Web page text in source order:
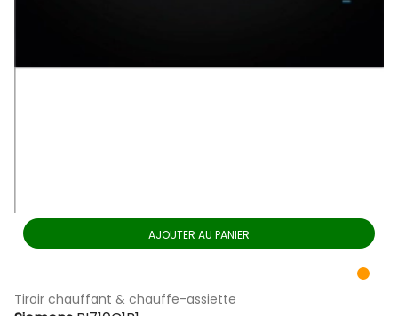
AJOUTER AU PANIER
Tiroir chauffant & chauffe-assiette